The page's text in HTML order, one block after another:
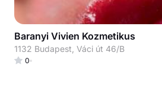
Baranyi Vivien Kozmetikus
1132 Budapest, Váci út 46/B
0